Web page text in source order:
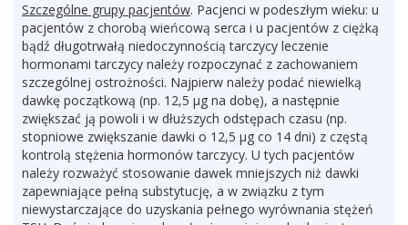
Szczególne grupy pacjentów. Pacjenci w podeszłym wieku: u
pacjentów z chorobą wieńcową serca i u pacjentów z ciężką
bądź długotrwałą niedoczynnością tarczycy leczenie
hormonami tarczycy należy rozpoczynać z zachowaniem
szczególnej ostrożności. Najpierw należy podać niewielką
dawkę początkową (np. 12,5 µg na dobę), a następnie
zwiększać ją powoli i w dłuższych odstępach czasu (np.
stopniowe zwiększanie dawki o 12,5 µg co 14 dni) z częstą
kontrolą stężenia hormonów tarczycy. U tych pacjentów
należy rozważyć stosowanie dawek mniejszych niż dawki
zapewniające pełną substytucję, a w związku z tym
niewystarczające do uzyskania pełnego wyrównania stężeń